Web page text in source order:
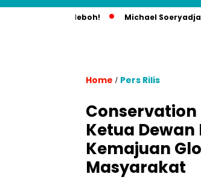
Michael Soeryadjaya
Home / Pers Rilis
Ketua
Kemajuan
Masyarakat